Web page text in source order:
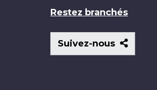
Restez branchés
Suivez-nous
Suivez-
nous